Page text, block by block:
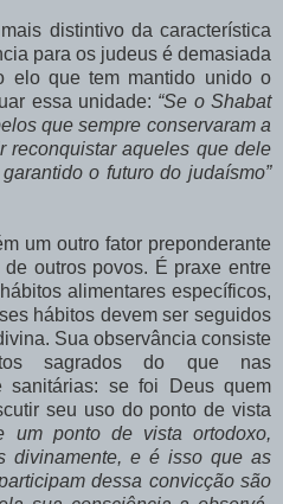
distintivo da característica
para os judeus é demasiada
elo que tem mantido unido o
essa unidade: “Se o Shabat
que sempre conservaram a
reconquistar aqueles que dele
o futuro do judaísmo”
um outro fator preponderante
outros povos. É praxe entre
alimentares específicos,
hábitos devem ser seguidos
Sua observância consiste
sagrados do que nas
sanitárias: se foi Deus quem
seu uso do ponto de vista
um ponto de vista ortodoxo,
divinamente, e é isso que as
dessa convicção são